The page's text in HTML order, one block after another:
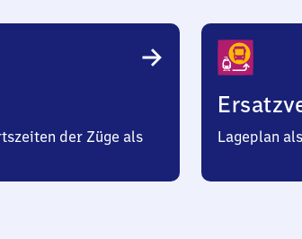
der Züge als
Lageplan